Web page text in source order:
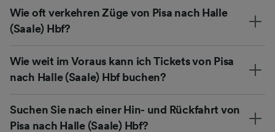
Wie oft verkehren Züge von Pisa nach Halle
(Saale) Hbf?
Wie weit im Voraus kann ich Tickets von Pisa
nach Halle (Saale) Hbf buchen?
Suchen Sie nach einer Hin- und Rückfahrt von
Pisa nach Halle (Saale) Hbf?